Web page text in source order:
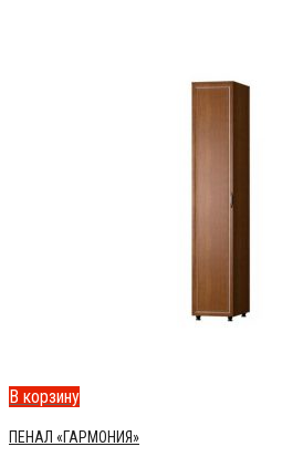
В корзину
ПЕНАЛ «ГАРМОНИЯ»